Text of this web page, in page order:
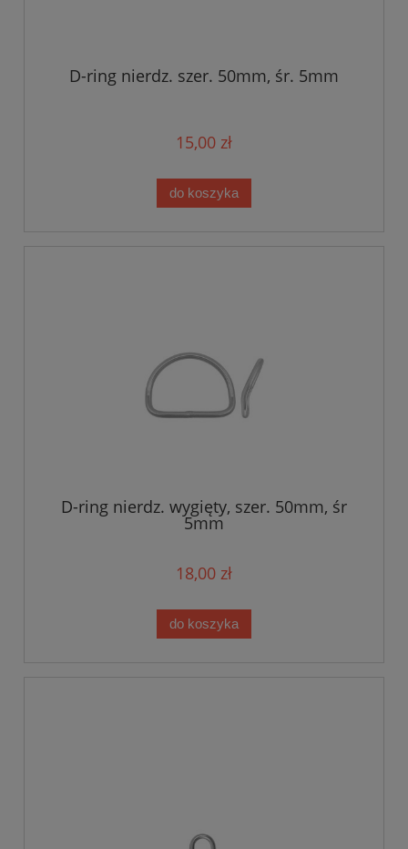
D-ring nierdz. szer. 50mm, śr. 5mm
15,00 zł
do koszyka
D-ring nierdz. wygięty, szer. 50mm, śr
5mm
18,00 zł
do koszyka